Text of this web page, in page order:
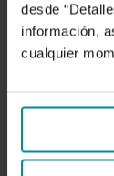
desde
información,
cualquier